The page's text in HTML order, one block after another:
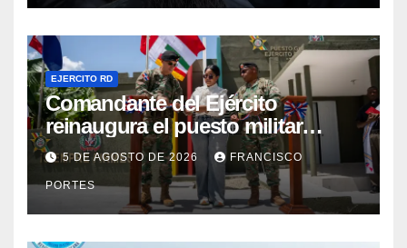
EJERCITO RD
Comandante del Ejército
reinaugura el puesto militar
Aniceto Martínez tras su
remodelación en Hondo Valle
5 DE AGOSTO DE 2026 FRANCISCO
PORTES